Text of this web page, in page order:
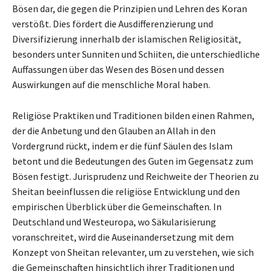
Bösen dar, die gegen die Prinzipien und Lehren des Koran
verstößt. Dies fördert die Ausdifferenzierung und
Diversifizierung innerhalb der islamischen Religiosität,
besonders unter Sunniten und Schiiten, die unterschiedliche
Auffassungen über das Wesen des Bösen und dessen
Auswirkungen auf die menschliche Moral haben.
Religiöse Praktiken und Traditionen bilden einen Rahmen,
der die Anbetung und den Glauben an Allah in den
Vordergrund rückt, indem er die fünf Säulen des Islam
betont und die Bedeutungen des Guten im Gegensatz zum
Bösen festigt. Jurisprudenz und Reichweite der Theorien zu
Sheitan beeinflussen die religiöse Entwicklung und den
empirischen Überblick über die Gemeinschaften. In
Deutschland und Westeuropa, wo Säkularisierung
voranschreitet, wird die Auseinandersetzung mit dem
Konzept von Sheitan relevanter, um zu verstehen, wie sich
die Gemeinschaften hinsichtlich ihrer Traditionen und